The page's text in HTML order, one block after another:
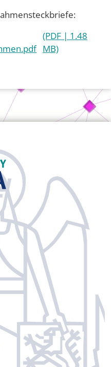
(PDF | 1.48
MB)